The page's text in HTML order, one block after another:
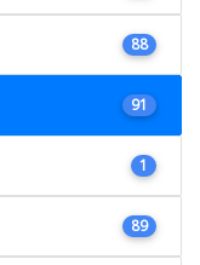
88
91
1
89